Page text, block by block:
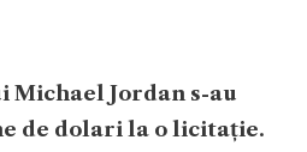
Jordan s-au
de dolari la o licitație.